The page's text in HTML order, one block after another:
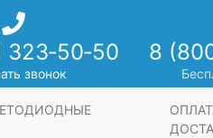
звонок
8